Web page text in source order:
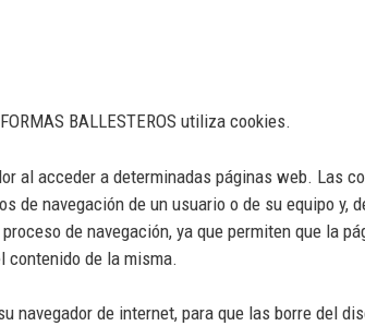
BALLESTEROS utiliza cookies.
al acceder a determinadas páginas web. Las
de navegación de un usuario o de su equipo y,
de navegación, ya que permiten que la
contenido de la misma.
navegador de internet, para que las borre del